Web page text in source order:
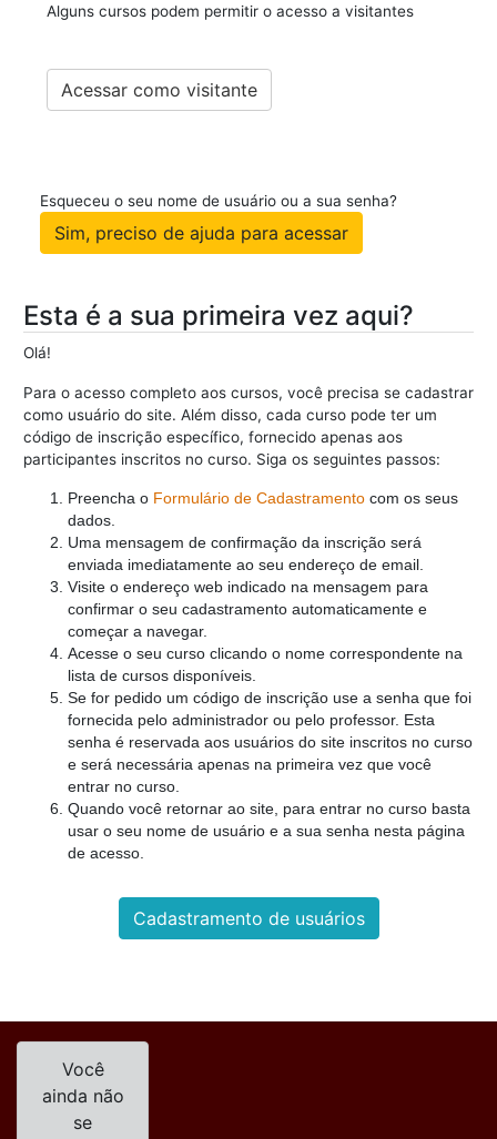
Alguns cursos podem permitir o acesso a visitantes
Esqueceu o seu nome de usuário ou a sua senha?
Esta é a sua primeira vez aqui?
Olá!
Para o acesso completo aos cursos, você precisa se cadastrar
como usuário do site. Além disso, cada curso pode ter um
código de inscrição específico, fornecido apenas aos
participantes inscritos no curso. Siga os seguintes passos:
Preencha o Formulário de Cadastramento com os seus
dados.
Uma mensagem de confirmação da inscrição será
enviada imediatamente ao seu endereço de email.
Visite o endereço web indicado na mensagem para
confirmar o seu cadastramento automaticamente e
começar a navegar.
Acesse o seu curso clicando o nome correspondente na
lista de cursos disponíveis.
Se for pedido um código de inscrição use a senha que foi
fornecida pelo administrador ou pelo professor. Esta
senha é reservada aos usuários do site inscritos no curso
e será necessária apenas na primeira vez que você
entrar no curso.
Quando você retornar ao site, para entrar no curso basta
usar o seu nome de usuário e a sua senha nesta página
de acesso.
Você
ainda não
se